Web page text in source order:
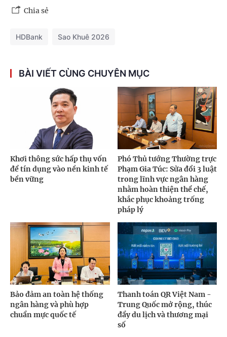
Chia sẻ
HDBank Sao Khuê 2026
BÀI VIẾT CÙNG CHUYÊN MỤC
Khơi thông sức hấp thụ vốn
để tín dụng vào nền kinh tế
bền vững
Phó Thủ tướng Thường trực
Phạm Gia Túc: Sửa đổi 3 luật
trong lĩnh vực ngân hàng
nhằm hoàn thiện thể chế,
khắc phục khoảng trống
pháp lý
Bảo đảm an toàn hệ thống
ngân hàng và phù hợp
chuẩn mực quốc tế
Thanh toán QR Việt Nam -
Trung Quốc mở rộng, thúc
đẩy du lịch và thương mại
số